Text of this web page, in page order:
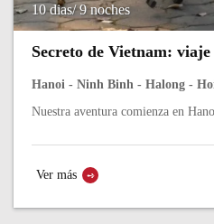
10 dias/ 9 noches
Secreto de Vietnam:
Hanoi - Ninh Binh - Halong -
Nuestra aventura comienza en
En Hoi An, el...
Ver más